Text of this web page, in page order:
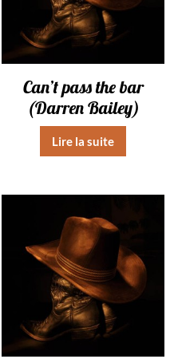
Can’t pass the bar
(Darren Bailey)
Lire la suite